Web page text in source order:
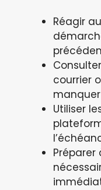
Réagir
courrier
Utiliser
Préparer